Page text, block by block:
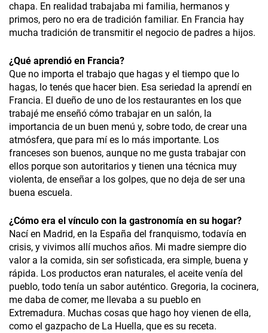
chapa. En realidad trabajaba mi familia, hermanos y
primos, pero no era de tradición familiar. En Francia hay
mucha tradición de transmitir el negocio de padres a hijos.
¿Qué aprendió en Francia?
Que no importa el trabajo que hagas y el tiempo que lo
hagas, lo tenés que hacer bien. Esa seriedad la aprendí en
Francia. El dueño de uno de los restaurantes en los que
trabajé me enseñó cómo trabajar en un salón, la
importancia de un buen menú y, sobre todo, de crear una
atmósfera, que para mí es lo más importante. Los
franceses son buenos, aunque no me gusta trabajar con
ellos porque son autoritarios y tienen una técnica muy
violenta, de enseñar a los golpes, que no deja de ser una
buena escuela.
¿Cómo era el vínculo con la gastronomía en su hogar?
Nací en Madrid, en la España del franquismo, todavía en
crisis, y vivimos allí muchos años. Mi madre siempre dio
valor a la comida, sin ser sofisticada, era simple, buena y
rápida. Los productos eran naturales, el aceite venía del
pueblo, todo tenía un sabor auténtico. Gregoria, la cocinera,
me daba de comer, me llevaba a su pueblo en
Extremadura. Muchas cosas que hago hoy vienen de ella,
como el gazpacho de La Huella, que es su receta.